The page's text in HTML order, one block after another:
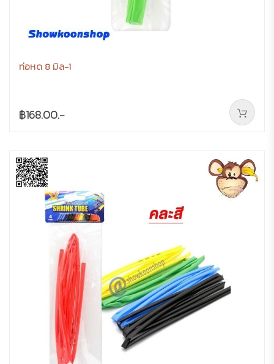
ท่อหด 8 มิล-1
฿168.00.-